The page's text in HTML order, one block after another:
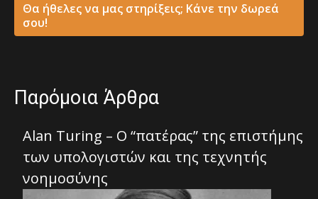
Θα ήθελες να μας στηρίξεις; Κάνε την δωρεά
σου!
Παρόμοια Άρθρα
Alan Turing – Ο “πατέρας” της επιστήμης
των υπολογιστών και της τεχνητής
νοημοσύνης